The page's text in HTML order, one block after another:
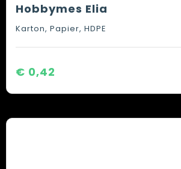
Hobbymes Elia
Karton, Papier, HDPE
€ 0,42